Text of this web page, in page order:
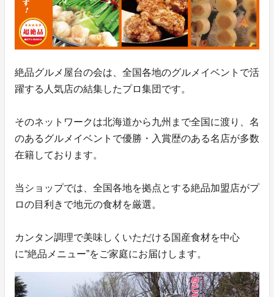
絶品グルメ屋台の会は、全国各地のグルメイベントで活
躍する人気店の結集したプロ集団です。
そのネットワークは北海道から九州まで全国に渡り、名
のあるグルメイベントで優勝・入賞歴のある名店が多数
在籍しております。
当ショップでは、全国各地を拠点とする絶品加盟店がプ
ロの目利きで地元の食材を厳選。
カンタン調理で美味しくいただける国産食材を中心
に“絶品メニュー”をご家庭にお届けします。